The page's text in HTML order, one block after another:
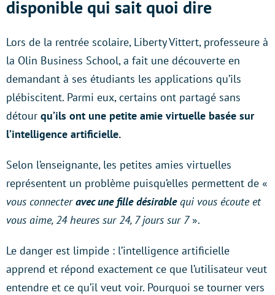
disponible qui sait quoi dire
Lors de la rentrée scolaire, Liberty Vittert, professeure à
la Olin Business School, a fait une découverte en
demandant à ses étudiants les applications qu’ils
plébiscitent. Parmi eux, certains ont partagé sans
détour qu’ils ont une petite amie virtuelle basée sur
l’intelligence artificielle.
Selon l’enseignante, les petites amies virtuelles
représentent un problème puisqu’elles permettent de «
vous connecteravec une fille désirablequi vous écoute et
vous aime, 24 heures sur 24, 7 jours sur 7».
Le danger est limpide : l’intelligence artificielle
apprend et répond exactement ce que l’utilisateur veut
entendre et ce qu’il veut voir. Pourquoi se tourner vers